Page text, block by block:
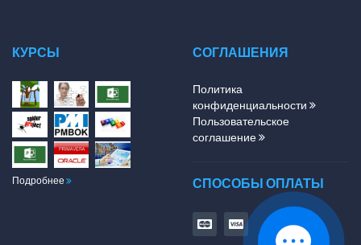
КУРСЫ
Подробнее
СОГЛАШЕНИЯ
Политика
конфиденциальности
Пользовательское
соглашение
СПОСОБЫ ОПЛАТЫ